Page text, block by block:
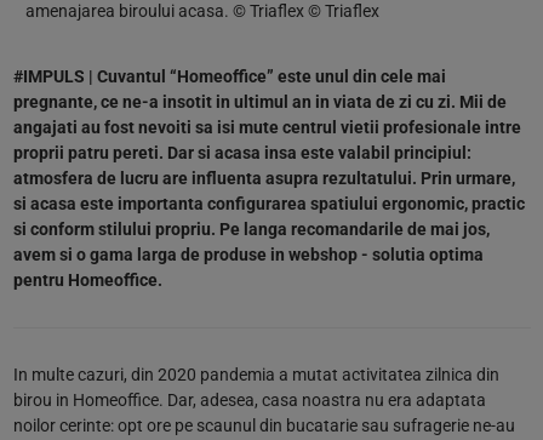
amenajarea biroului acasa. © Triaflex © Triaflex
#IMPULS | Cuvantul “Homeoffice” este unul din cele mai
pregnante, ce ne-a insotit in ultimul an in viata de zi cu zi. Mii de
angajati au fost nevoiti sa isi mute centrul vietii profesionale intre
proprii patru pereti. Dar si acasa insa este valabil principiul:
atmosfera de lucru are influenta asupra rezultatului. Prin urmare,
si acasa este importanta configurarea spatiului ergonomic, practic
si conform stilului propriu. Pe langa recomandarile de mai jos,
avem si o gama larga de produse in webshop - solutia optima
pentru Homeoffice.
In multe cazuri, din 2020 pandemia a mutat activitatea zilnica din
birou in Homeoffice. Dar, adesea, casa noastra nu era adaptata
noilor cerinte: opt ore pe scaunul din bucatarie sau sufragerie ne-au